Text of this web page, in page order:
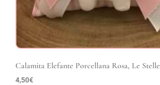
Calamita Elefante Porcellana Rosa, Le Stelle
4,50€